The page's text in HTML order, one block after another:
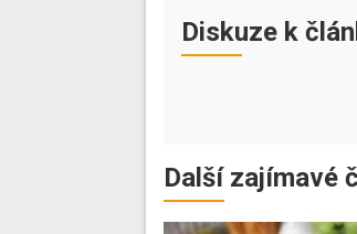
Diskuze k
Další zajímavé